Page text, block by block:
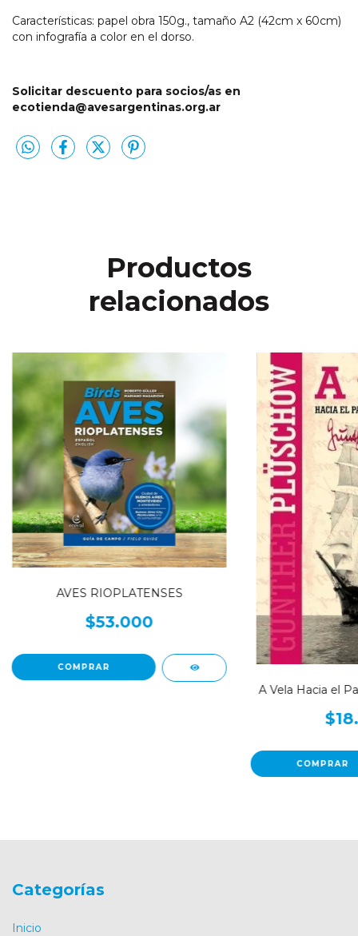
Características: papel obra 150g., tamaño A2 (42cm x 60cm)
con infografía a color en el dorso.
Solicitar descuento para socios/as en
ecotienda@avesargentinas.org.ar
Productos
relacionados
AVES RIOPLATENSES
$53.000
A Vela Hacia el
Categorías
Inicio